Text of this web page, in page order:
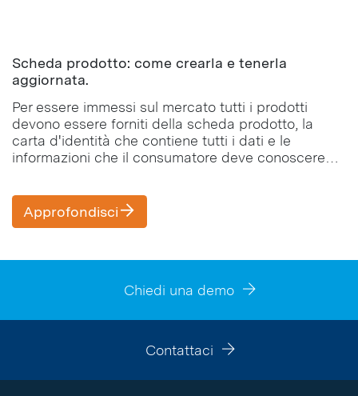
Scheda prodotto: come crearla e tenerla
aggiornata.
Per essere immessi sul mercato tutti i prodotti
devono essere forniti della scheda prodotto, la
carta d'identità che contiene tutti i dati e le
informazioni che il consumatore deve conoscere
Approfondisci
Contattaci
Chiedi una demo